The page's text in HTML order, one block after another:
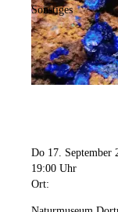
Sonstiges
Do 17. September
19:00 Uhr
Ort: